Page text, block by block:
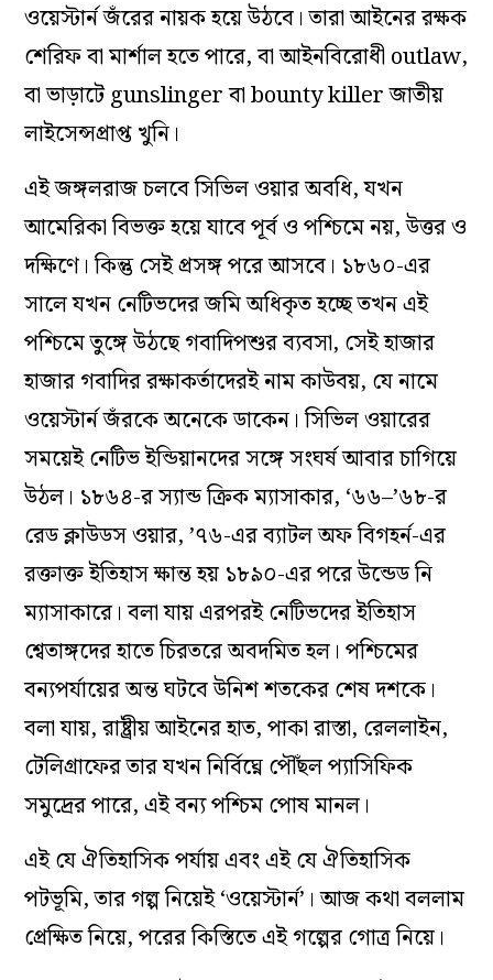
ওয়েস্টার্ন জঁরের নায়ক হয়ে উঠবে। তারা আইনের রক্ষক
শেরিফ বা মার্শাল হতে পারে, বা আইনবিরোধী outlaw,
বা ভাড়াটে gunslinger বা bounty killer জাতীয়
লাইসেন্সপ্রাপ্ত খুনি।
এই জঙ্গলরাজ চলবে সিভিল ওয়ার অবধি, যখন
আমেরিকা বিভক্ত হয়ে যাবে পূর্ব ও পশ্চিমে নয়, উত্তর ও
দক্ষিণে। কিন্তু সেই প্রসঙ্গ পরে আসবে। ১৮৬০-এর
সালে যখন নেটিভদের জমি অধিকৃত হচ্ছে তখন এই
পশ্চিমে তুঙ্গে উঠছে গবাদিপশুর ব্যবসা, সেই হাজার
হাজার গবাদির রক্ষাকর্তাদেরই নাম কাউবয়, যে নামে
ওয়েস্টার্ন জঁরকে অনেকে ডাকেন। সিভিল ওয়ারের
সময়েই নেটিভ ইন্ডিয়ানদের সঙ্গে সংঘর্ষ আবার চাগিয়ে
উঠল। ১৮৬৪-র স্যান্ড ক্রিক ম্যাসাকার, ‘৬৬–’৬৮-র
রেড ক্লাউডস ওয়ার,’৭৬-এর ব্যাটল অফ বিগহর্ন-এর
রক্তাক্ত ইতিহাস ক্ষান্ত হয় ১৮৯০-এর পরে উন্ডেড নি
ম্যাসাকারে। বলা যায় এরপরই নেটিভদের ইতিহাস
শ্বেতাঙ্গদের হাতে চিরতরে অবদমিত হল। পশ্চিমের
বন্যপর্যায়ের অন্ত ঘটবে উনিশ শতকের শেষ দশকে।
বলা যায়, রাষ্ট্রীয় আইনের হাত, পাকা রাস্তা, রেললাইন,
টেলিগ্রাফের তার যখন নির্বিঘ্নে পৌঁছল প্যাসিফিক
সমুদ্রের পারে, এই বন্য পশ্চিম পোষ মানল।
এই যে ঐতিহাসিক পর্যায় এবং এই যে ঐতিহাসিক
পটভূমি, তার গল্প নিয়েই‘ওয়েস্টার্ন’ । আজ কথা বললাম
প্রেক্ষিত নিয়ে, পরের কিস্তিতে এই গল্পের গোত্র নিয়ে।